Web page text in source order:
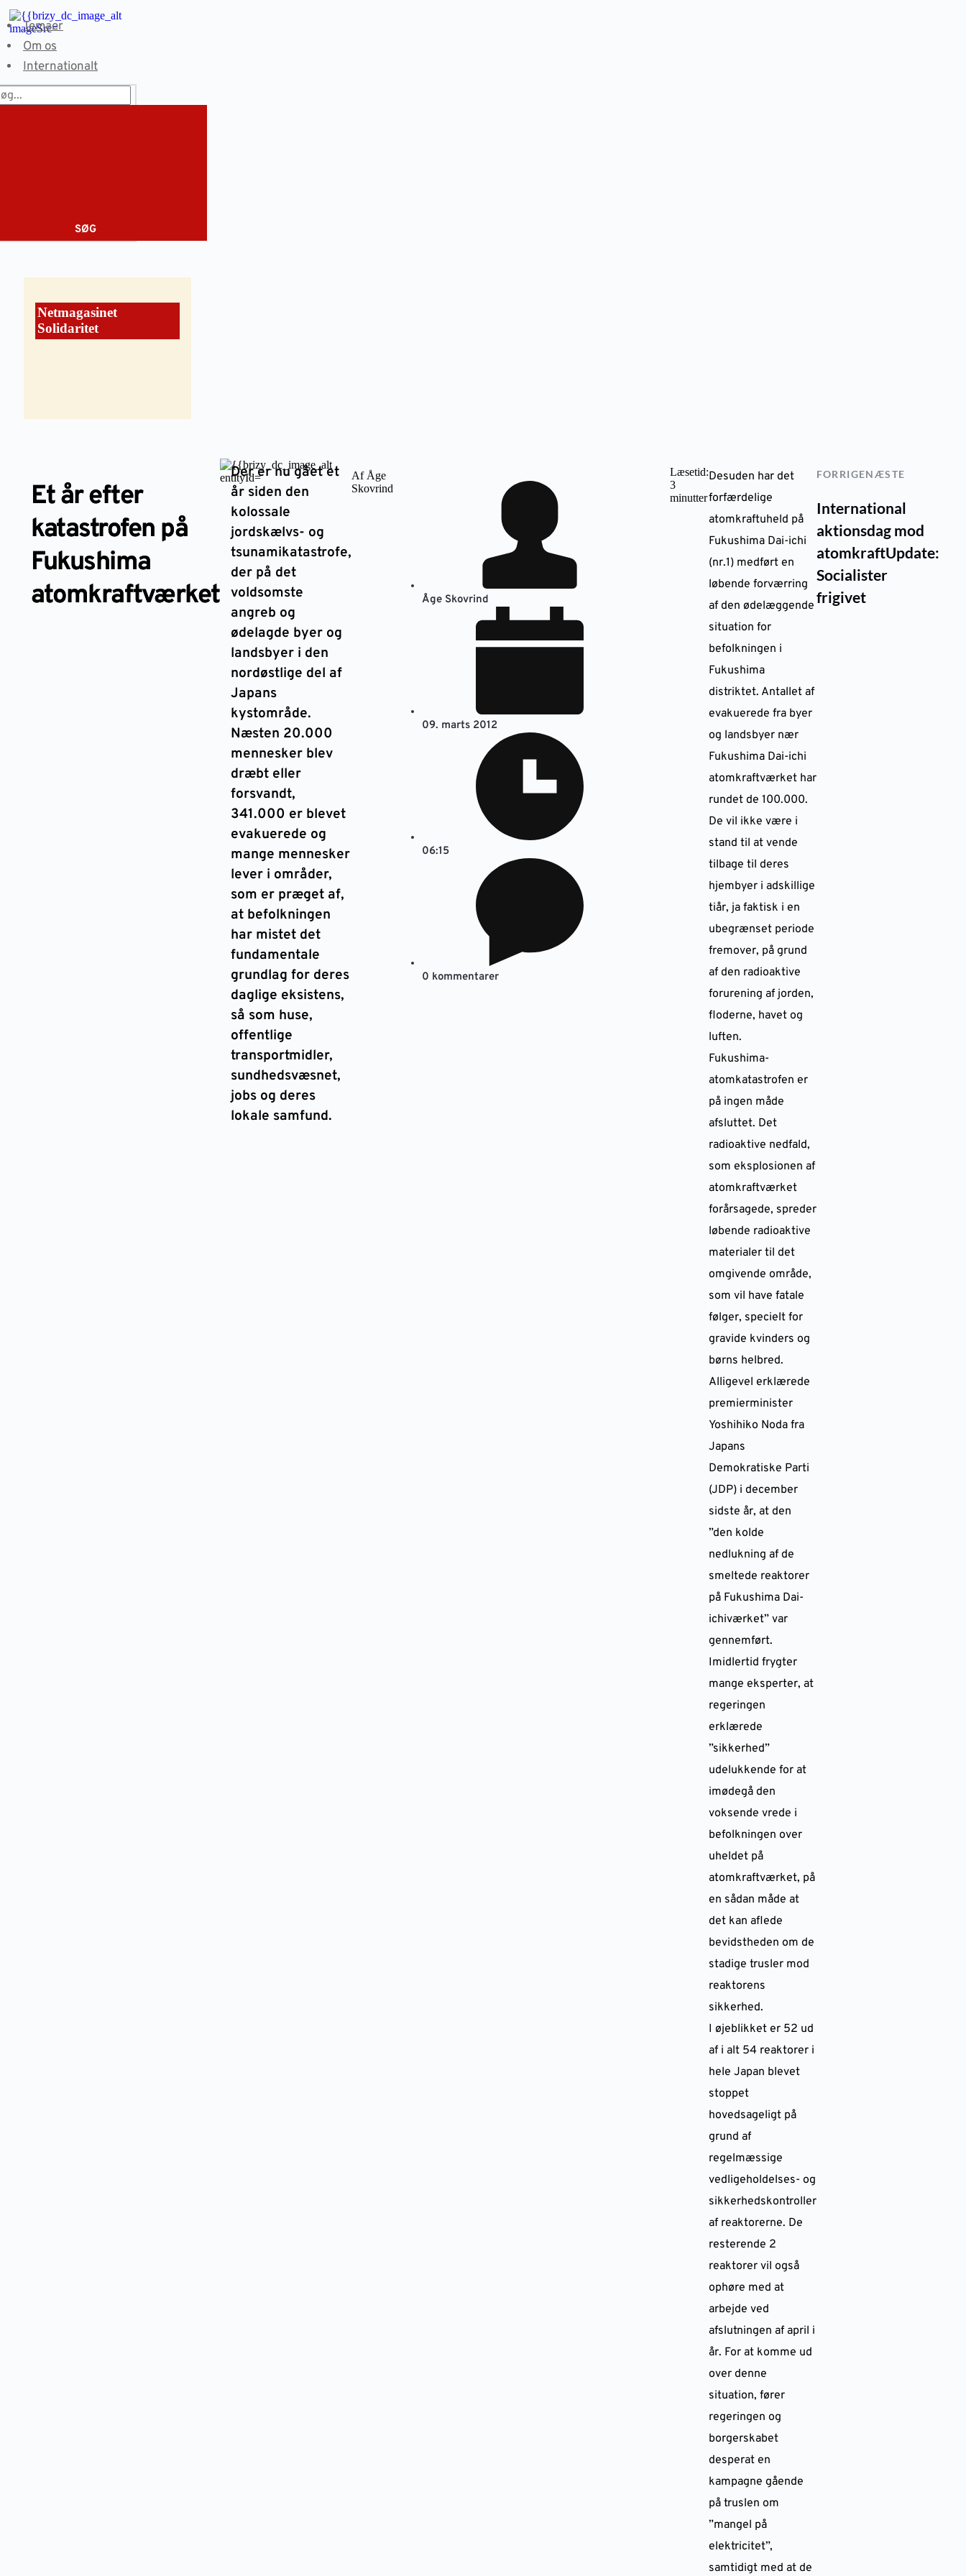
Fortsæt
til
indhold
Temaer
Om os
Internationalt
SØG
Netmagasinet
Solidaritet
Et år efter
katastrofen på
Fukushima
atomkraftværket
Der er nu gået et
år siden den
kolossale
jordskælvs- og
tsunamikatastrofe,
der på det
voldsomste
angreb og
ødelagde byer og
landsbyer i den
nordøstlige del af
Japans
kystområde.
Næsten 20.000
mennesker blev
dræbt eller
forsvandt,
341.000 er blevet
evakuerede og
mange mennesker
lever i områder,
som er præget af,
at befolkningen
har mistet det
fundamentale
grundlag for deres
daglige eksistens,
så som huse,
offentlige
transportmidler,
sundhedsvæsnet,
jobs og deres
lokale samfund.
Af Åge
Skovrind
Åge Skovrind
09. marts 2012
06:15
0 kommentarer
Læsetid:
3
minutter
Desuden har det
forfærdelige
atomkraftuheld på
Fukushima Dai-ichi
(nr.1) medført en
løbende forværring
af den ødelæggende
situation for
befolkningen i
Fukushima
distriktet. Antallet af
evakuerede fra byer
og landsbyer nær
Fukushima Dai-ichi
atomkraftværket har
rundet de 100.000.
De vil ikke være i
stand til at vende
tilbage til deres
hjembyer i adskillige
tiår, ja faktisk i en
ubegrænset periode
fremover, på grund
af den radioaktive
forurening af jorden,
floderne, havet og
luften.
Fukushima-
atomkatastrofen er
på ingen måde
afsluttet. Det
radioaktive nedfald,
som eksplosionen af
atomkraftværket
forårsagede, spreder
løbende radioaktive
materialer til det
omgivende område,
som vil have fatale
følger, specielt for
gravide kvinders og
børns helbred.
Alligevel erklærede
premierminister
Yoshihiko Noda fra
Japans
Demokratiske Parti
(JDP) i december
sidste år, at den
”den kolde
nedlukning af de
smeltede reaktorer
på Fukushima Dai-
ichiværket” var
gennemført.
Imidlertid frygter
mange eksperter, at
regeringen
erklærede
”sikkerhed”
udelukkende for at
imødegå den
voksende vrede i
befolkningen over
uheldet på
atomkraftværket, på
en sådan måde at
det kan aflede
bevidstheden om de
stadige trusler mod
reaktorens
sikkerhed.
I øjeblikket er 52 ud
af i alt 54 reaktorer i
hele Japan blevet
stoppet
hovedsageligt på
grund af
regelmæssige
vedligeholdelses- og
sikkerhedskontroller
af reaktorerne. De
resterende 2
reaktorer vil også
ophøre med at
arbejde ved
afslutningen af april i
år. For at komme ud
over denne
situation, fører
regeringen og
borgerskabet
desperat en
kampagne gående
på truslen om
”mangel på
elektricitet”,
samtidigt med at de
FORRIGENÆSTE
International
aktionsdag mod
atomkraftUpdate:
Socialister
frigivet